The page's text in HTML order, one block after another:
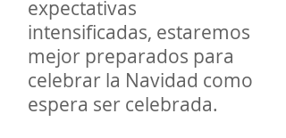
expectativas
intensificadas, estaremos
mejor preparados para
celebrar la Navidad como
espera ser celebrada.